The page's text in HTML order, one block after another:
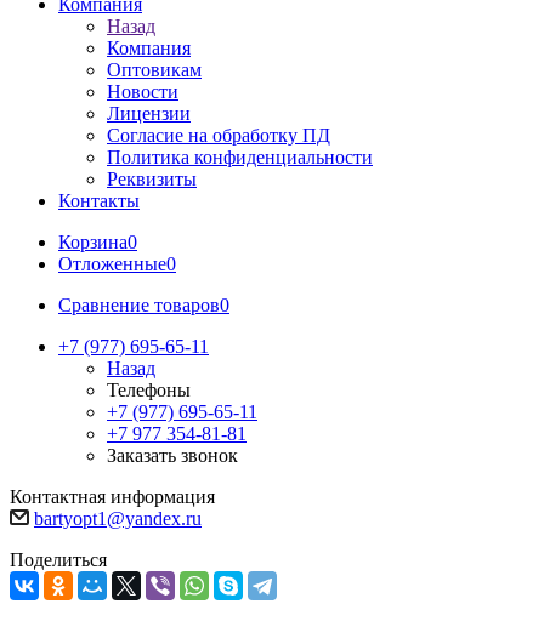
Компания
Назад
Компания
Оптовикам
Новости
Лицензии
Согласие на обработку ПД
Политика конфиденциальности
Реквизиты
Контакты
Корзина0
Отложенные0
Сравнение товаров0
+7 (977) 695-65-11
Назад
Телефоны
+7 (977) 695-65-11
+7 977 354-81-81
Заказать звонок
Контактная информация
bartyopt1@yandex.ru
Поделиться